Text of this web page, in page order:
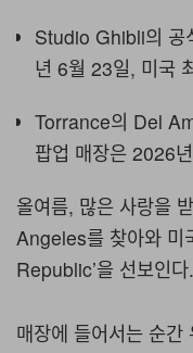
Studio Ghibli의 공
년 6월 23일, 미국
Torrance의 Del
팝업 매장은 2026
올여름, 많은 사랑을
Angeles를 찾아와 미
Republic’을 선보인다.
매장에 들어서는 순간